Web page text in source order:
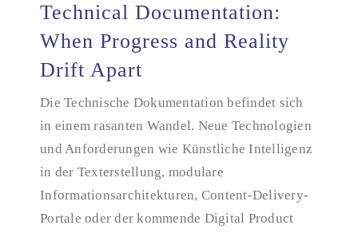
The Innovation Gap in Technical Documentation:
Technical Documentation:
When Progress and Reality
Drift Apart
Die Technische Dokumentation befindet sich
in einem rasanten Wandel. Neue Technologien
und Anforderungen wie Künstliche Intelligenz
in der Texterstellung, modulare
Informationsarchitekturen, Content-Delivery-
Portale oder der kommende Digital Product